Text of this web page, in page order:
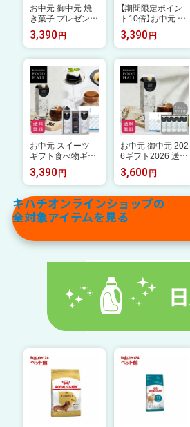
お中元 御中元 焼
き菓子 プレゼント
人気 おしゃれ 高
級 ギフト 個包装
内祝い 内祝 お返
し スイーツ 食べ
物 お菓子 洋菓子
詰め合わせ キハチ
焼菓子 キハチフー
ドホール 焼菓子＆
コーヒー8種14個
入 職場 御礼 お礼
送料無料
3,390 円
【期間限定ポイン
ト10倍】お中元 御
中元 2026 実用的
人気 おしゃれ 高
級 ギフト プレゼ
ント 手土産 ゼリ
ー おもたせ パテ
ィスリーキハチ キ
ハチ 出産 洋菓子
セット 詰め合わせ
デザートゼリー 8
個入 内祝 御礼 お
礼
3,390 円
お中元 スイーツ
ギフト食べ物ギフ
ト2026 実用的 人
気 おしゃれ 高級
ギフト プレゼント
出産内祝い スイー
ツ お菓子 おもた
せ 手土産 アイス
ーゼリー・カフェ
オレプリン詰合せ
3,390 円
お中元 御中元 202
6ギフト2026 送料
無料 アイスコーヒ
ー コーヒー ギフ
トセット 無糖 5本
入 アイスコーヒー
ギフト ギフト 珈
琲 人気 おしゃれ
ル 詰め合わせ 御
3,600 円
キハチオンラインショップの
全対象アイテムを見る